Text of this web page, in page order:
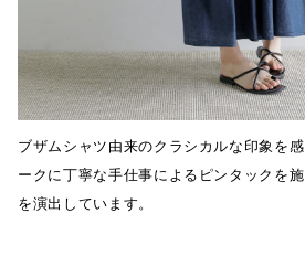
ブザムシャツ由来のクラシカルな印象を
ークに丁寧な手仕事によるピンタックを
を演出しています。